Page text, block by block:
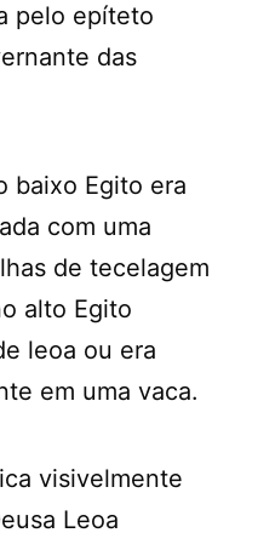
pelo epíteto
das
baixo Egito era
com uma
de tecelagem
alto Egito
leoa ou era
em uma vaca.
visivelmente
Leoa